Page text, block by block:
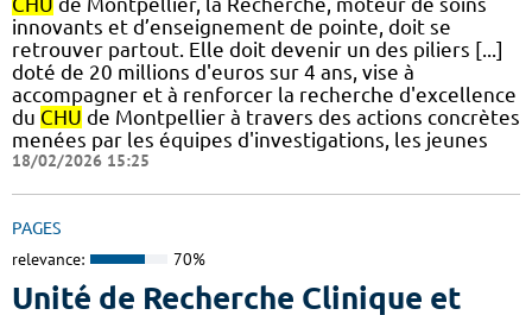
innovants et d’enseignement de pointe, doit se
retrouver partout. Elle doit devenir un des piliers [...]
doté de 20 millions d'euros sur 4 ans, vise à
accompagner et à renforcer la recherche d'excellence
du CHU de Montpellier à travers des actions concrètes
menées par les équipes d'investigations, les jeunes
18/02/2026 15:25
PAGES
relevance: 70%
Unité de Recherche Clinique et